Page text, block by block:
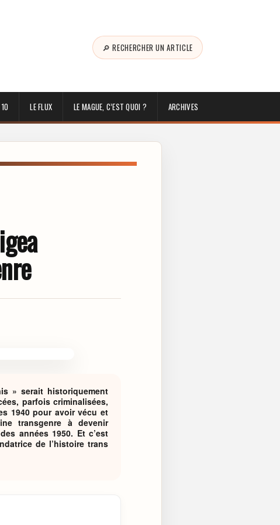
🔎 RECHERCHER UN ARTICLE
LE FLUX LE MAGUE, C’EST QUOI ? ARCHIVES
» serait historiquement
parfois criminalisées,
1940 pour avoir vécu et
transgenre à devenir
années 1950. Et c’est
de l’histoire trans